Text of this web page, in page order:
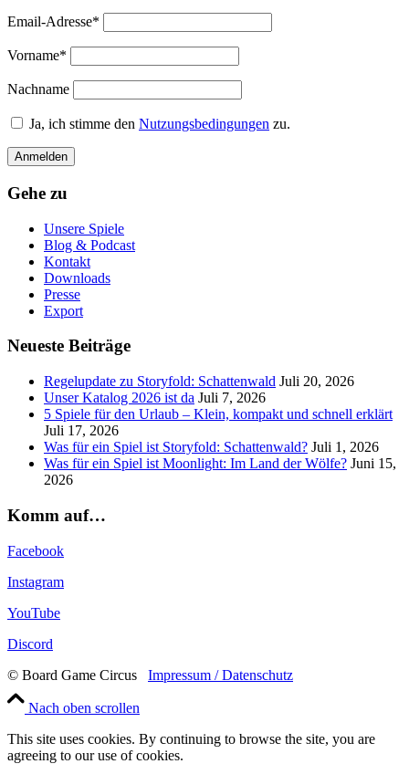
Email-Adresse*
Vorname*
Nachname
Ja, ich stimme den Nutzungsbedingungen zu.
Gehe zu
Unsere Spiele
Blog & Podcast
Kontakt
Downloads
Presse
Export
Neueste Beiträge
Regelupdate zu Storyfold: Schattenwald Juli 20, 2026
Unser Katalog 2026 ist da Juli 7, 2026
5 Spiele für den Urlaub – Klein, kompakt und schnell erklärt
Juli 17, 2026
Was für ein Spiel ist Storyfold: Schattenwald? Juli 1, 2026
Was für ein Spiel ist Moonlight: Im Land der Wölfe? Juni 15,
2026
Komm auf…
Facebook
Instagram
YouTube
Discord
© Board Game Circus Impressum / Datenschutz
Nach oben scrollen
This site uses cookies. By continuing to browse the site, you are
agreeing to our use of cookies.